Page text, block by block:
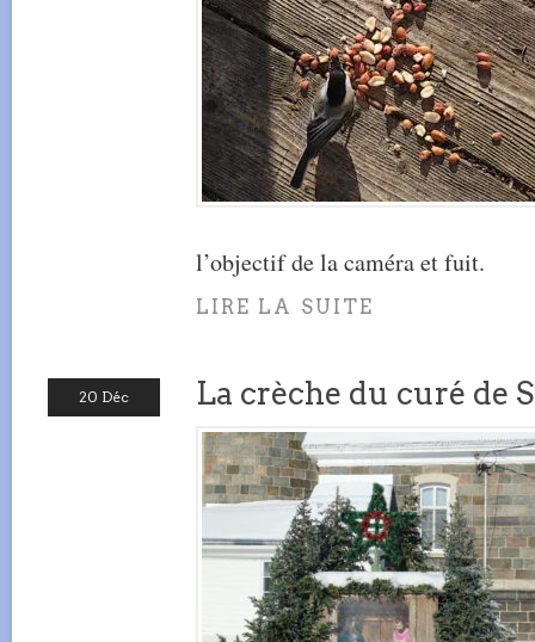
l’objectif de la caméra et fuit.
LIRE LA SUITE
20 Déc La crèche du curé de